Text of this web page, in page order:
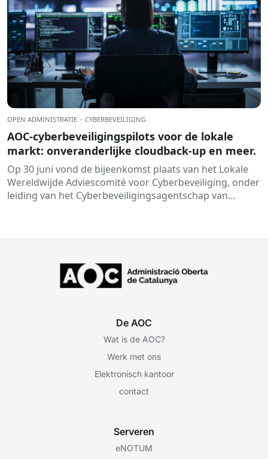
OPEN ADMINISTRATIE · CYBERBEVEILIGING
AOC-cyberbeveiligingspilots voor de lokale
markt: onveranderlijke cloudback-up en meer.
Op 30 juni vond de bijeenkomst plaats van het Lokale
Wereldwijde Adviescomité voor Cyberbeveiliging, onder
leiding van het Cyberbeveiligingsagentschap van
De AOC
Wat is de AOC?
Werk met ons
Elektronisch kantoor
contact
Serveren
eNOTUM